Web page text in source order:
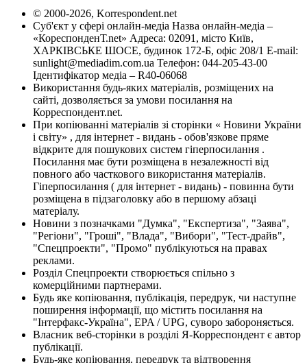
© 2000-2026, Korrespondent.net
Суб'єкт у сфері онлайн-медіа Назва онлайн-медіа –
«КореспонденТ.net» Адреса: 02091, місто Київ,
ХАРКІВСЬКЕ ШОСЕ, будинок 172-Б, офіс 208/1 E-mail:
sunlight@mediadim.com.ua Телефон: 044-205-43-00
Ідентифікатор медіа – R40-06068
Використання будь-яких матеріалів, розміщених на
сайті, дозволяється за умови посилання на
Корреспондент.net.
При копіюванні матеріалів зі сторінки « Новини України
і світу» , для інтернет - видань - обов'язкове пряме
відкрите для пошукових систем гіперпосилання .
Посилання має бути розміщена в незалежності від
повного або часткового використання матеріалів.
Гіперпосилання ( для інтернет - видань) - повинна бути
розміщена в підзаголовку або в першому абзаці
матеріалу.
Новини з позначками "Думка", "Експертиза", "Заява",
"Регіони", "Гроші", "Влада", "Вибори", "Тест-драйв",
"Спецпроекти", "Промо" публікуються на правах
реклами.
Розділ Спецпроекти створюється спільно з
комерційними партнерами.
Будь яке копіювання, публікація, передрук, чи наступне
поширення інформації, що містить посилання на
"Інтерфакс-Україна", EPA / UPG, суворо забороняється.
Власник веб-сторінки в розділі Я-Корреспондент є автор
публікації.
Будь-яке копіювання, передрук та відтворення